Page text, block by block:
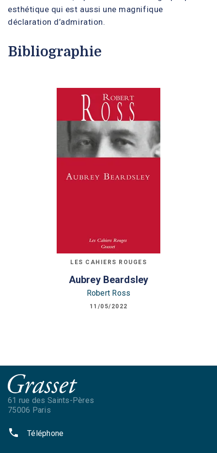
esthétique qui est aussi une magnifique
déclaration d’admiration.
Bibliographie
LES CAHIERS ROUGES
Aubrey Beardsley
Robert Ross
11/05/2022
61 rue des Saints-Pères
75006 Paris
phone Téléphone